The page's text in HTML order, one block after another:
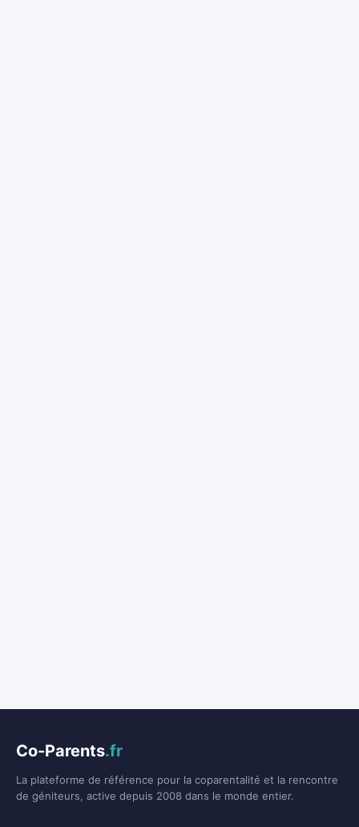
Co-Parents.fr
La plateforme de référence pour la coparentalité et la rencontre
de géniteurs, active depuis 2008 dans le monde entier.